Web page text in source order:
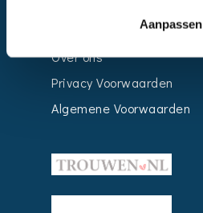
Aanpassen
Over ons
Privacy Voorwaarden
Algemene Voorwaarden